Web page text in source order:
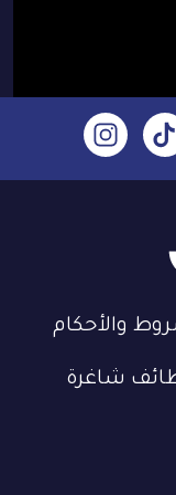
والأحكام
شاغرة